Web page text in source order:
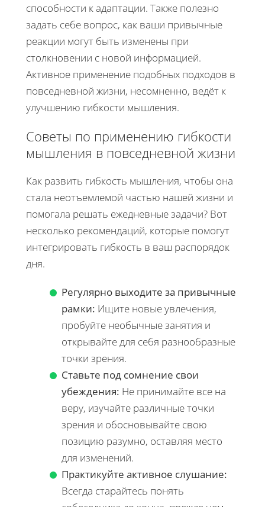
способности к адаптации. Также полезно
задать себе вопрос, как ваши привычные
реакции могут быть изменены при
столкновении с новой информацией.
Активное применение подобных подходов в
повседневной жизни, несомненно, ведёт к
улучшению гибкости мышления.
Советы по применению гибкости
мышления в повседневной жизни
Как развить гибкость мышления, чтобы она
стала неотъемлемой частью нашей жизни и
помогала решать ежедневные задачи? Вот
несколько рекомендаций, которые помогут
интегрировать гибкость в ваш распорядок
дня.
Регулярно выходите за привычные
рамки: Ищите новые увлечения,
пробуйте необычные занятия и
открывайте для себя разнообразные
точки зрения.
Ставьте под сомнение свои
убеждения: Не принимайте все на
веру, изучайте различные точки
зрения и обосновывайте свою
позицию разумно, оставляя место
для изменений.
Практикуйте активное слушание:
Всегда старайтесь понять